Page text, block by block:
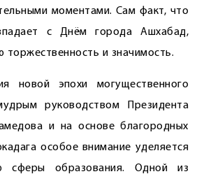
моментами. Сам факт, что
с Днём города Ашхабад,
и значимость.
новой эпохи могущественного
руководством Президента
и на основе благородных
особое внимание уделяется
сферы образования. Одной из